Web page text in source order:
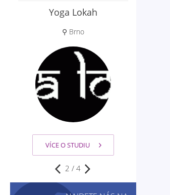
Yoga Lokah
⚲ Brno
VÍCE O STUDIU
2 / 4